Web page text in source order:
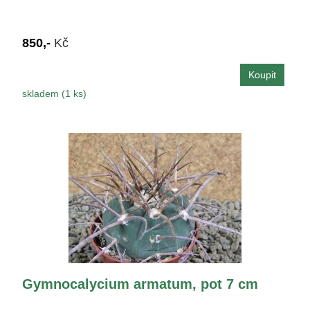
850,- Kč
skladem (1 ks)
Gymnocalycium armatum, pot 7 cm